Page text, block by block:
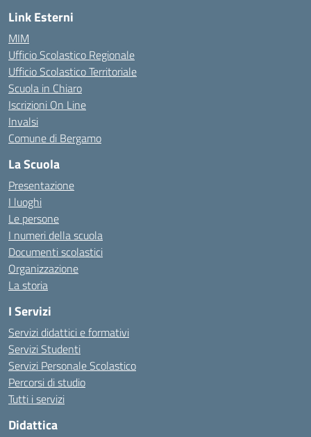
Link Esterni
MIM
Ufficio Scolastico Regionale
Ufficio Scolastico Territoriale
Scuola in Chiaro
Iscrizioni On Line
Invalsi
Comune di Bergamo
La Scuola
Presentazione
I luoghi
Le persone
I numeri della scuola
Documenti scolastici
Organizzazione
La storia
I Servizi
Servizi didattici e formativi
Servizi Studenti
Servizi Personale Scolastico
Percorsi di studio
Tutti i servizi
Didattica